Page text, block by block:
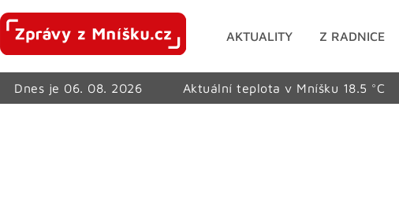
AKTUALITY Z RADNICE
Dnes je 06. 08. 2026 Aktuální teplota v Mníšku 18.5 °C